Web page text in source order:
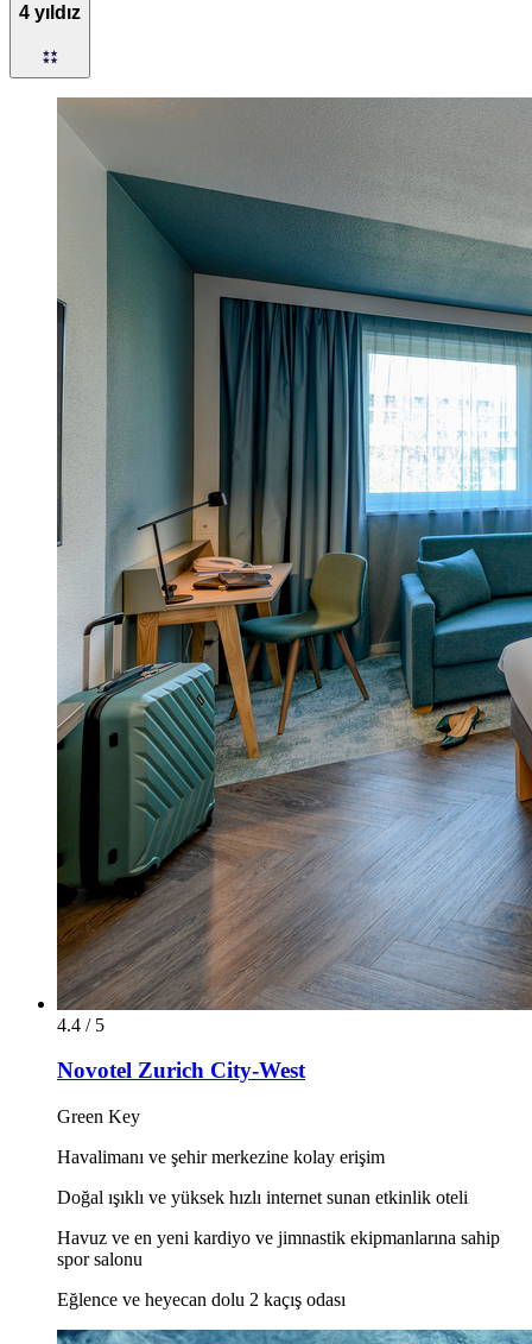
4 yıldız
4.4 / 5
Novotel Zurich City-West
Green Key
Havalimanı ve şehir merkezine kolay erişim
Doğal ışıklı ve yüksek hızlı internet sunan etkinlik oteli
Havuz ve en yeni kardiyo ve jimnastik ekipmanlarına sahip
spor salonu
Eğlence ve heyecan dolu 2 kaçış odası